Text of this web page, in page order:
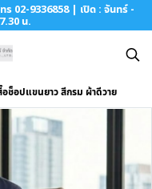
ร 02-9336858 | เปิด : จันทร์ -
น.
อช็อปแขนยาว สีกรม ผ้าดีวาย